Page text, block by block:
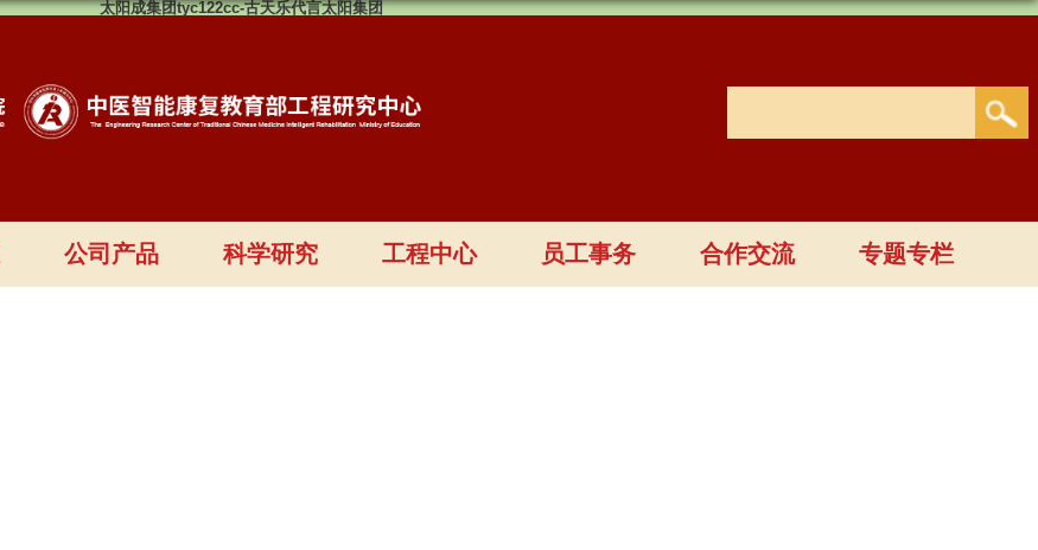
太阳成集团tyc122cc-古天乐代言太阳集团
公司产品 科学研究 工程中心 员工事务 合作交流 专题专栏